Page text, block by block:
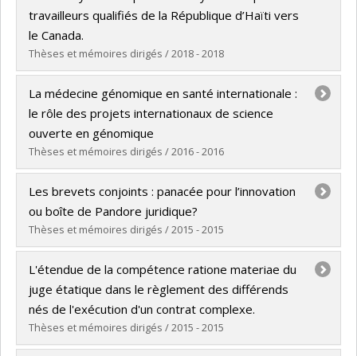
Grade :Ph. D.
Lien vers le document dans Papyrus
travailleurs qualifiés de la République d’Haïti vers
le Canada.
Thèses et mémoires dirigés / 2018 - 2018
Graduate :Prophète, Lucien
Cycle :Doctoral
Grade : LL. D.
Lien vers le document dans Papyrus
La médecine génomique en santé internationale :
le rôle des projets internationaux de science
ouverte en génomique
Thèses et mémoires dirigés / 2016 - 2016
Graduate :Hétu, Martin
Cycle :Master's
Grade :M. Sc.
Lien vers le document dans Papyrus
Les brevets conjoints : panacée pour l’innovation
ou boîte de Pandore juridique?
Thèses et mémoires dirigés / 2015 - 2015
Graduate :Mastrostefano, Mylène
Cycle :Master's
Grade :LL. M.
Lien vers le document dans Papyrus
L'étendue de la compétence ratione materiae du
juge étatique dans le règlement des différends
nés de l'exécution d'un contrat complexe.
Thèses et mémoires dirigés / 2015 - 2015